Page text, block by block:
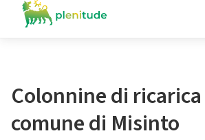
Colonnine di
comune di Misinto